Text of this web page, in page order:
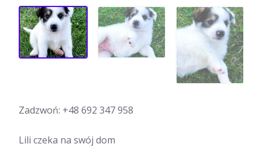
Zadzwoń: +48 692 347 958
Lili czeka na swój dom